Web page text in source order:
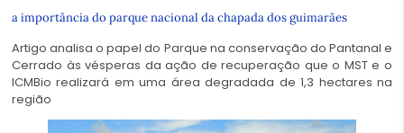
a importância do parque nacional da chapada dos guimarães
Artigo analisa o papel do Parque na conservação do Pantanal e
Cerrado às vésperas da ação de recuperação que o MST e o
ICMBio realizará em uma área degradada de 1,3 hectares na
região